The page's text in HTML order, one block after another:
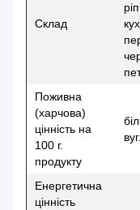
Склад
Поживна
(харчова)
цінність на
100 г.
продукту
Енергетична
цінність